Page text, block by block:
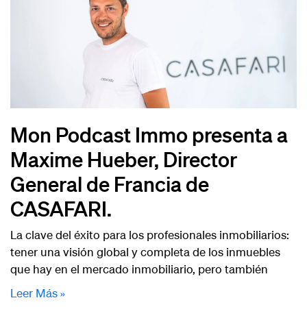
Mon Podcast Immo presenta a
Maxime Hueber, Director
General de Francia de
CASAFARI.
La clave del éxito para los profesionales inmobiliarios:
tener una visión global y completa de los inmuebles
que hay en el mercado inmobiliario, pero también
Leer Más »